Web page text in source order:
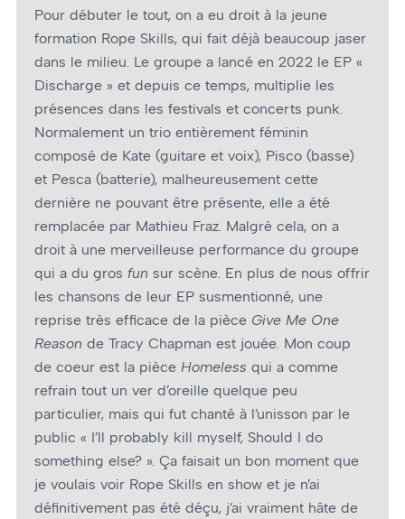
Pour débuter le tout, on a eu droit à la jeune
formation Rope Skills, qui fait déjà beaucoup jaser
dans le milieu. Le groupe a lancé en 2022 le EP «
Discharge » et depuis ce temps, multiplie les
présences dans les festivals et concerts punk.
Normalement un trio entièrement féminin
composé de Kate (guitare et voix), Pisco (basse)
et Pesca (batterie), malheureusement cette
dernière ne pouvant être présente, elle a été
remplacée par Mathieu Fraz. Malgré cela, on a
droit à une merveilleuse performance du groupe
qui a du gros fun sur scène. En plus de nous offrir
les chansons de leur EP susmentionné, une
reprise très efficace de la pièce Give Me One
Reason de Tracy Chapman est jouée. Mon coup
de cœur est la pièce Homeless qui a comme
refrain tout un ver d’oreille quelque peu
particulier, mais qui fut chanté à l’unisson par le
public « I’ll probably kill myself, Should I do
something else? ». Ça faisait un bon moment que
je voulais voir Rope Skills en show et je n’ai
définitivement pas été déçu, j’ai vraiment hâte de